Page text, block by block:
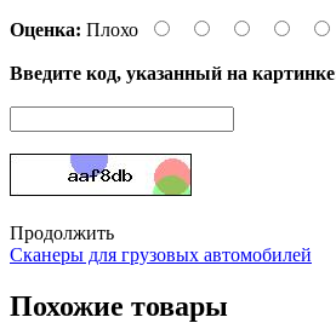
Оценка: Плохо
Введите код, указанный на
Продолжить
Сканеры для грузовых автомобилей
Похожие товары